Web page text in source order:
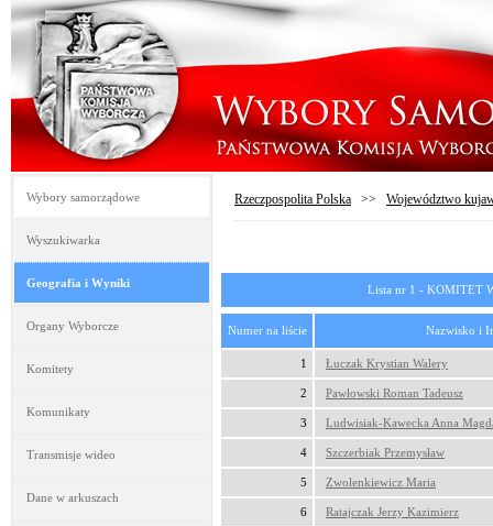
Wybory samorządowe
Wyszukiwarka
Geografia i Wyniki
Organy Wyborcze
Komitety
Komunikaty
Transmisje wideo
Dane w arkuszach
Rzeczpospolita Polska >> Województwo
Lista nr 1 - KOMITET
Numer na liście Nazwisko i
1 Łuczak Krystian Walery
2 Pawłowski Roman Tadeusz
3 Ludwisiak-Kawecka Anna
4 Szczerbiak Przemysław
5 Zwolenkiewicz Maria
6 Ratajczak Jerzy Kazimierz